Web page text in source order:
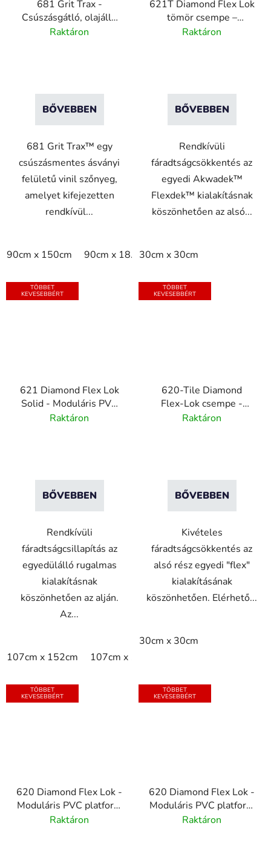
681 Grit Trax -
Csúszásgátló, olajálló
vinil szőnyeg
Raktáron
BŐVEBBEN
681 Grit Trax™ egy
csúszásmentes ásványi
felületű vinil szőnyeg,
amelyet kifejezetten
rendkívül...
90cm x 150cm 90cm x 18.3m 90cm x linm
621T Diamond Flex Lok
tömör csempe –
moduláris PVC lap -
Raktáron
BŐVEBBEN
Rendkívüli
fáradtságcsökkentés az
egyedi Akwadek™
Flexdek™ kialakításnak
köszönhetően az alsó...
30cm x 30cm
TÖBBET
KEVESEBBÉRT
621 Diamond Flex Lok
Solid - Moduláris PVC
platform
Raktáron
BŐVEBBEN
Rendkívüli
fáradtságcsillapítás az
egyedülálló rugalmas
kialakításnak
köszönhetően az alján.
Az...
107cm x 152cm 107cm x 183cm
TÖBBET
KEVESEBBÉRT
620-Tile Diamond
Flex-Lok csempe -
Környezet moduláris
Raktáron
BŐVEBBEN
Kivételes
fáradtságcsökkentés az
alsó rész egyedi "flex"
kialakításának
köszönhetően. Elérhető...
30cm x 30cm
TÖBBET
KEVESEBBÉRT
620 Diamond Flex Lok -
Moduláris PVC platform
csúszásgátló felülettel -
Raktáron
TÖBBET
KEVESEBBÉRT
620 Diamond Flex Lok -
Moduláris PVC platform
csúszásgátló felülettel -
Raktáron